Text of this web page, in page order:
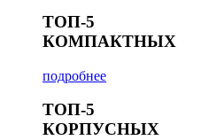
ТОП-5
КОМПАКТНЫХ
подробнее
ТОП-5
КОРПУСНЫХ